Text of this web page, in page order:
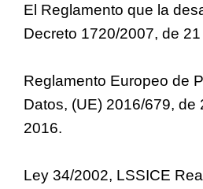
El Reglamento que la
Decreto 1720/2007, de
Reglamento Europeo de
Datos, (UE) 2016/679, de
2016.
Ley 34/2002, LSSICE